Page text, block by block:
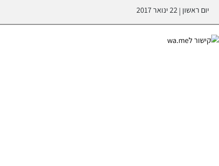
יום ראשון |22 ינואר 2017